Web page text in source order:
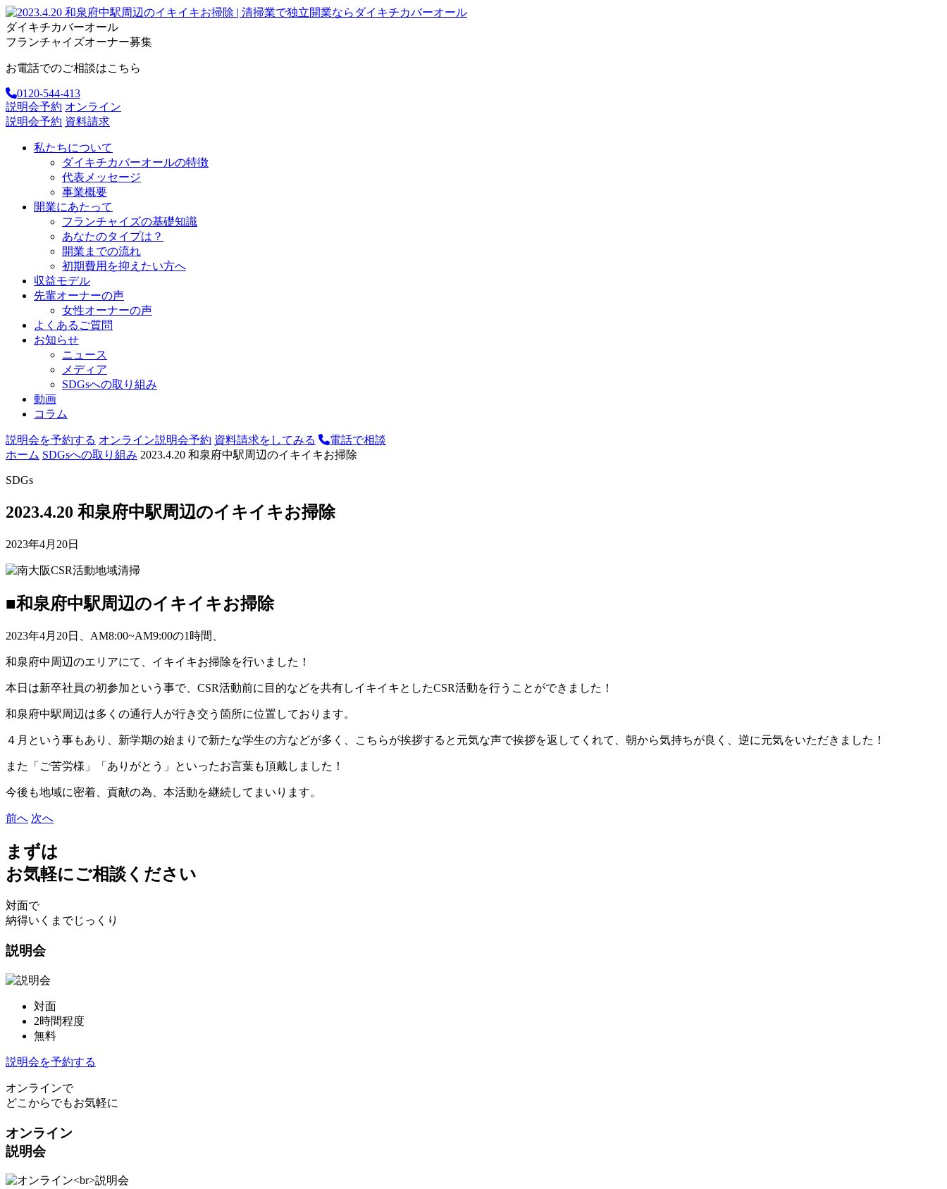
ダイキチカバーオール
フランチャイズオーナー募集
お電話でのご相談はこちら
0120-544-413
説明会予約 オンライン
説明会予約 資料請求
私たちについて
ダイキチカバーオールの特徴
代表メッセージ
事業概要
開業にあたって
フランチャイズの基礎知識
あなたのタイプは？
開業までの流れ
初期費用を抑えたい方へ
収益モデル
先輩オーナーの声
女性オーナーの声
よくあるご質問
お知らせ
ニュース
メディア
SDGsへの取り組み
動画
コラム
説明会を予約する オンライン説明会予約 資料請求をしてみる
電話で相談
ホーム SDGsへの取り組み 2023.4.20 和泉府中駅周辺のイキイキお掃除
SDGs
2023.4.20 和泉府中駅周辺のイキイキお掃除
2023年4月20日
■和泉府中駅周辺のイキイキお掃除
2023年4月20日、AM8:00~AM9:00の1時間、
和泉府中周辺のエリアにて、イキイキお掃除を行いました！
​本日は新卒社員の初参加という事で、CSR活動前に目的などを共有しイキイキとしたCSR活動を行うことができました！
​和泉府中駅周辺は多くの通行人が行き交う箇所に位置しております。
​４月という事もあり、新学期の始まりで新たな学生の方などが多く、こちらが挨拶すると元気な声で挨拶を返してくれて、朝から気持ちが良く、逆に元気をいただきました！
また「ご苦労様」「ありがとう」といったお言葉も頂戴しました！
今後も地域に密着、貢献の為、本活動を継続してまいります。
前へ 次へ
まずは
お気軽にご相談ください
対面で
納得いくまでじっくり
説明会
対面
2時間程度
無料
説明会を予約する
オンラインで
どこからでもお気軽に
オンライン
説明会